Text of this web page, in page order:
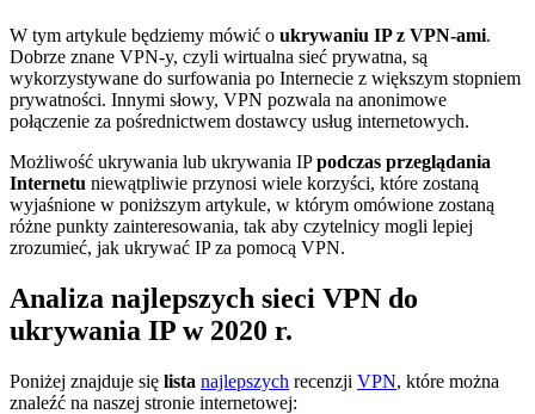
W tym artykule będziemy mówić o ukrywaniu IP z VPN-ami.
Dobrze znane VPN-y, czyli wirtualna sieć prywatna, są
wykorzystywane do surfowania po Internecie z większym stopniem
prywatności. Innymi słowy, VPN pozwala na anonimowe
połączenie za pośrednictwem dostawcy usług internetowych.
Możliwość ukrywania lub ukrywania IPpodczas przeglądania
Internetu niewątpliwie przynosi wiele korzyści, które zostaną
wyjaśnione w poniższym artykule, w którym omówione zostaną
różne punkty zainteresowania, tak aby czytelnicy mogli lepiej
zrozumieć, jak ukrywać IP za pomocą VPN.
Analiza najlepszych sieci VPN do
ukrywania IP w 2020 r.
Poniżej znajduje się lista najlepszych recenzji VPN, które można
znaleźć na naszej stronie internetowej: